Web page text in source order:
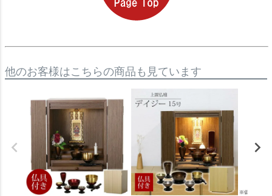
他のお客様はこちらの商品も見ています